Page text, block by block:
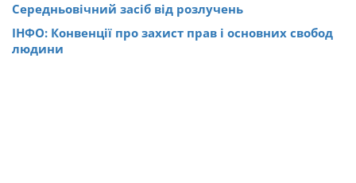
Середньовічний засіб від розлучень
ІНФО: Конвенції про захист прав і основних свобод
людини